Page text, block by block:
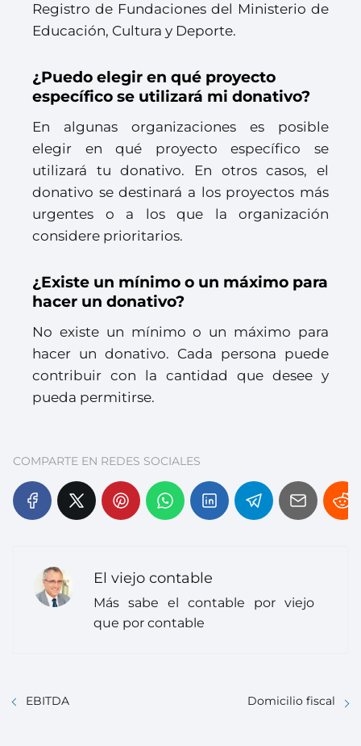
Registro de Fundaciones del Ministerio de
Educación, Cultura y Deporte.
¿Puedo elegir en qué proyecto
específico se utilizará mi donativo?
En algunas organizaciones es posible
elegir en qué proyecto específico se
utilizará tu donativo. En otros casos, el
donativo se destinará a los proyectos más
urgentes o a los que la organización
considere prioritarios.
¿Existe un mínimo o un máximo para
hacer un donativo?
No existe un mínimo o un máximo para
hacer un donativo. Cada persona puede
contribuir con la cantidad que desee y
pueda permitirse.
COMPARTE EN REDES SOCIALES
El viejo contable
Más sabe el contable por viejo
que por contable
EBITDA Domicilio fiscal